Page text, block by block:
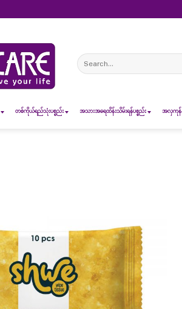
Search
for:
တစ်ကိုယ်ရည်သုံးပစ္စည်း အသားအရေထိန်းသိမ်းရန်ပစ္စည်း အလှကုန်